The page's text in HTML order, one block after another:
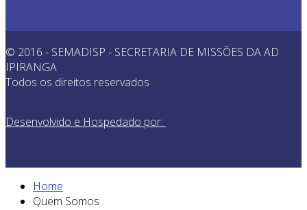
© 2016 - SEMADISP - SECRETARIA DE MISSÕES DA AD
IPIRANGA
Todos os direitos reservados
Desenvolvido e Hospedado por:
Home
Quem Somos